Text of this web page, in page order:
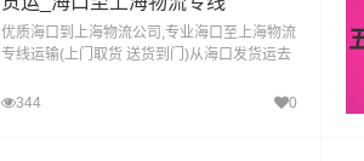
优质海口到上海物流公司,专业海口至上海物流
专线运输(上门取货 送货到门)从海口发货运去
达专线物流
344 0